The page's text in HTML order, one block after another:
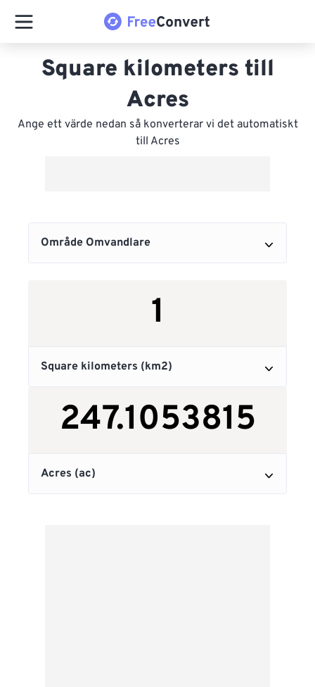
Square kilometers till
Acres
Ange ett värde nedan så konverterar vi det automatiskt
till Acres